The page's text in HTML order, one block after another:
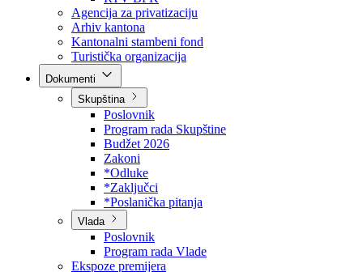
Javna preduzeća
BPK šume
RTV BPK
Agencija za privatizaciju
Arhiv kantona
Kantonalni stambeni fond
Turistička organizacija
Skupština
Poslovnik
Program rada Skupštine
Budžet 2026
Zakoni
*Odluke
*Zaključci
*Poslanička pitanja
Vlada